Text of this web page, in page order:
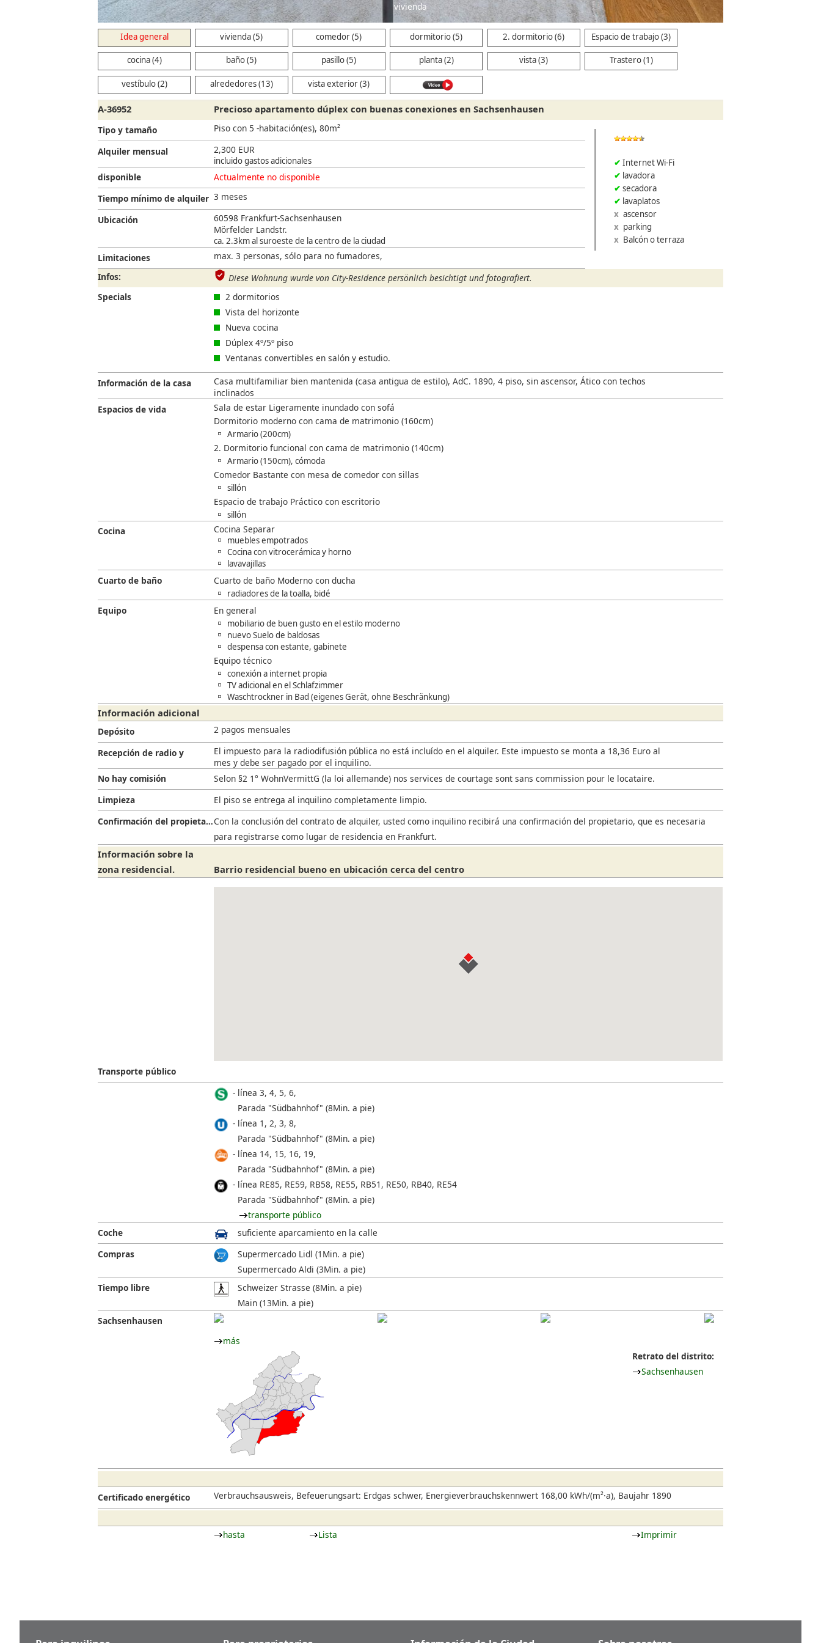
dormitorio
Idea general vivienda (5) comedor (5) dormitorio (5) 2. dormitorio (6) Espacio de trabajo (3)
cocina (4) baño (5) pasillo (5) planta (2) vista (3) Trastero (1)
vestíbulo (2) alrededores (13) vista exterior (3)
A-36952 Precioso apartamento dúplex con buenas conexiones en Sachsenhausen
Internet Wi-Fi
lavadora
secadora
lavaplatos
ascensor
parking
Balcón o terraza
Tipo y tamaño
Piso con 5 -habitación(es), 80m²
Alquiler mensual
2,300 EUR
incluido gastos adicionales
disponible
Actualmente no disponible
Tiempo mínimo de alquiler 3 meses
Ubicación
60598 Frankfurt-Sachsenhausen
Mörfelder Landstr.
ca. 2.3km al suroeste de la centro de la ciudad
Limitaciones
max. 3 personas, sólo para no fumadores,
Infos:
Diese Wohnung wurde von City-Residence persönlich besichtigt und fotografiert.
Specials
2 dormitorios
Vista del horizonte
Nueva cocina
Dúplex 4º/5º piso
Ventanas convertibles en salón y estudio.
Información de la casa
Casa multifamiliar bien mantenida (casa antigua de estilo), AdC. 1890, 4 piso, sin ascensor, Ático con techos
inclinados
Espacios de vida
Sala de estar Ligeramente inundado con sofá
Dormitorio moderno con cama de matrimonio (160cm)
Armario (200cm)
2. Dormitorio funcional con cama de matrimonio (140cm)
Armario (150cm), cómoda
Comedor Bastante con mesa de comedor con sillas
sillón
Espacio de trabajo Práctico con escritorio
sillón
Cocina Cocina Separar
muebles empotrados
Cocina con vitrocerámica y horno
lavavajillas
Cuarto de baño Cuarto de baño Moderno con ducha
radiadores de la toalla, bidé
Equipo En general
mobiliario de buen gusto en el estilo moderno
nuevo Suelo de baldosas
despensa con estante, gabinete
Equipo técnico
conexión a internet propia
TV adicional en el Schlafzimmer
Waschtrockner in Bad (eigenes Gerät, ohne Beschränkung)
Información adicional
Depósito
2 pagos mensuales
Recepción de radio y
televisión
El impuesto para la radiodifusión pública no está incluído en el alquiler. Este impuesto se monta a 18,36 Euro al
mes y debe ser pagado por el inquilino.
No hay comisión
Selon §2 1° WohnVermittG (la loi allemande) nos services de courtage sont sans commission pour le locataire.
Limpieza
El piso se entrega al inquilino completamente limpio.
Confirmación del propietarioCon la conclusión del contrato de alquiler, usted como inquilino recibirá una confirmación del propietario, que es necesaria
para registrarse como lugar de residencia en Frankfurt.
Información sobre la
zona residencial.
Barrio residencial bueno en ubicación cerca del centro
Transporte público
línea 3, 4, 5, 6,
Parada "Südbahnhof" (8Min. a pie)
línea 1, 2, 3, 8,
Parada "Südbahnhof" (8Min. a pie)
línea 14, 15, 16, 19,
Parada "Südbahnhof" (8Min. a pie)
línea RE85, RE59, RB58, RE55, RB51, RE50, RB40, RE54
Parada "Südbahnhof" (8Min. a pie)
transporte público
Coche
suficiente aparcamiento en la calle
Compras
Supermercado Lidl (1Min. a pie)
Supermercado Aldi (3Min. a pie)
Tiempo libre
Schweizer Strasse (8Min. a pie)
Main (13Min. a pie)
Sachsenhausen
más
Retrato del distrito:
Sachsenhausen
Certificado energético Verbrauchsausweis, Befeuerungsart: Erdgas schwer, Energieverbrauchskennwert 168,00 kWh/(m²·a), Baujahr 1890
hasta Lista Imprimir